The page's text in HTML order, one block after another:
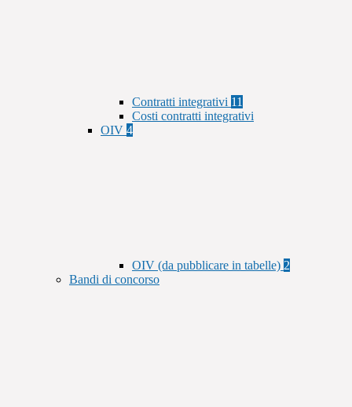
Contratti integrativi 11
Costi contratti integrativi
OIV 4
OIV (da pubblicare in tabelle) 2
Bandi di concorso